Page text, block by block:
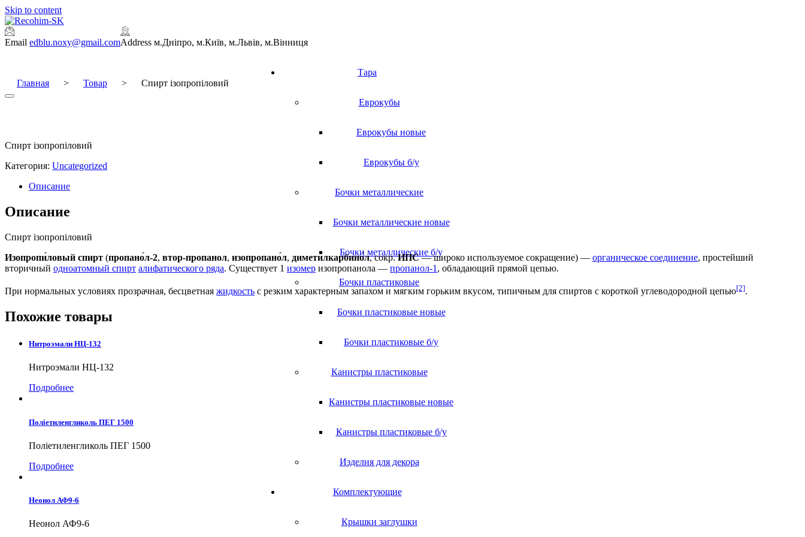
Skip to content
Email edblu.noxy@gmail.comAddress м.Дніпро, м.Київ, м.Львів, м.Вінниця
Тара
Еврокубы
Еврокубы новые
Еврокубы б/у
Бочки металлические
Бочки металлические новые
Бочки металлические б/у
Бочки пластиковые
Бочки пластиковые новые
Бочки пластиковые б/у
Канистры пластиковые
Канистры пластиковые новые
Канистры пластиковые б/у
Изделия для декора
Комплектующие
Крышки заглушки
Главная > Товар > Спирт ізопропіловий
Спирт ізопропіловий
Категория: Uncategorized
Описание
Описание
Спирт ізопропіловий
Изопропи́ловый спирт (пропано́л-2, втор-пропанол, изопропано́л, диметилкарбино́л, сокр.ИПС— широко используемое сокращение) — органическое соединение, простейший
вторичный одноатомный спирт алифатического ряда. Существует 1 изомер изопропанола — пропанол-1 , обладающий прямой цепью.
При нормальных условиях прозрачная, бесцветная жидкость с резким характерным запахом и мягким горьким вкусом, типичным для спиртов с короткой углеводородной цепью[2].
Похожие товары
Нитроэмали НЦ-132
Нитроэмали НЦ-132
Подробнее
Поліетиленгликоль ПЕГ 1500
Поліетиленгликоль ПЕГ 1500
Подробнее
Неонол АФ9-6
Неонол АФ9-6